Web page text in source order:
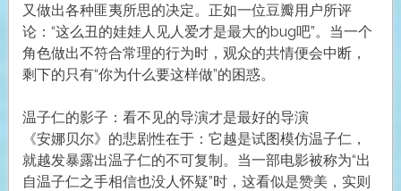
又做出各种匪夷所思的决定。正如一位豆瓣用户所评
论：“这么丑的娃娃人见人爱才是最大的bug吧”。当一个
角色做出不符合常理的行为时，观众的共情便会中断，
剩下的只有“你为什么要这样做”的困惑。
温子仁的影子：看不见的导演才是最好的导演
《安娜贝尔》的悲剧性在于：它越是试图模仿温子仁，
就越发暴露出温子仁的不可复制。当一部电影被称为“出
自温子仁之手相信也没人怀疑”时，这看似是赞美，实则